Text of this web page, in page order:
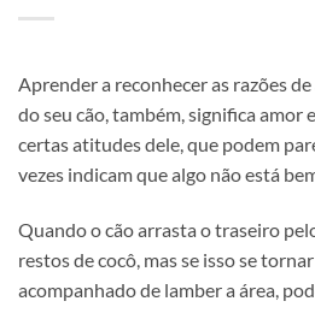
Aprender a reconhecer as razões
do seu cão, também, significa amor
certas atitudes dele, que podem
vezes indicam que algo não está
Quando o cão arrasta o traseiro
restos de cocô, mas se isso se
acompanhado de lamber a área,